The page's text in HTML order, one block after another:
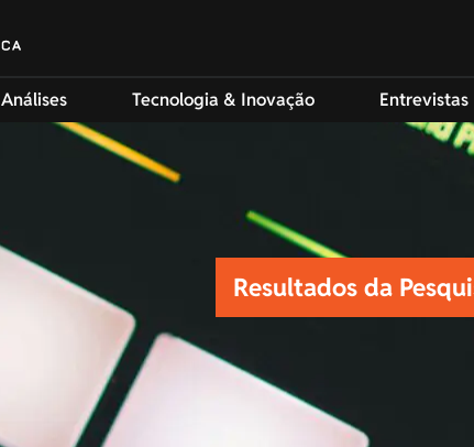
Análises Tecnologia & Inovação Entrevistas
Resultados da